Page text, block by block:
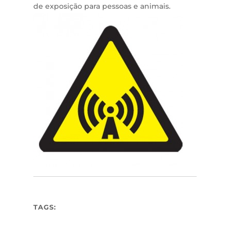
de exposição para pessoas e animais.
TAGS: